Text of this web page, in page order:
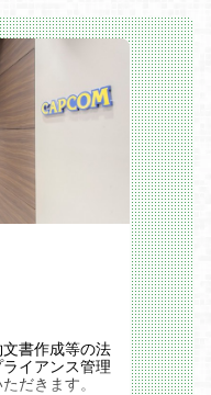
書作成等の法
イアンス管理
だきます。